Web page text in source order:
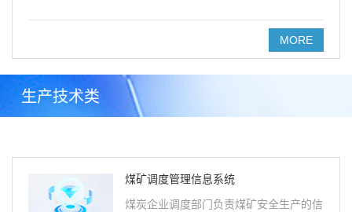
MORE
生产技术类
煤矿调度管理信息系统
煤炭企业调度部门负责煤矿安全生产的信